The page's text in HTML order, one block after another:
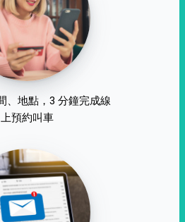
、地點，3 分鐘完成線
上預約叫車